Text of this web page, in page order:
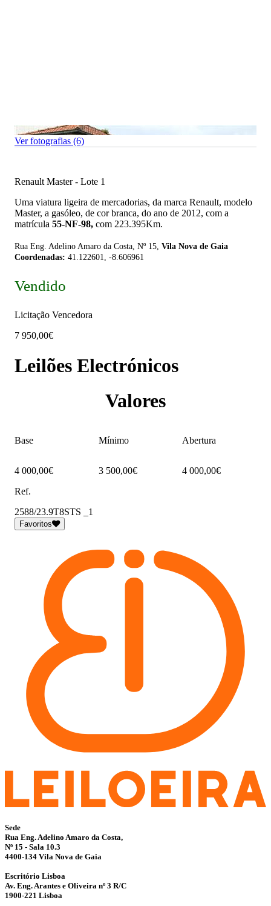
Ver fotografias (6)
Renault Master - Lote 1
Uma viatura ligeira de mercadorias, da marca Renault, modelo
Master, a gasóleo, de cor branca, do ano de 2012, com a
matrícula 55-NF-98, com 223.395Km.
Rua Eng. Adelino Amaro da Costa, Nº 15, Vila Nova de Gaia
Coordenadas: 41.122601, -8.606961
Vendido
Licitação Vencedora
7 950,00€
Leilões Electrónicos
Valores
Base Mínimo Abertura
4 000,00€ 3 500,00€
4 000,00€
Ref.
2588/23.9T8STS _1
Favoritos
Sede
Rua Eng. Adelino Amaro da Costa,
Nº 15 - Sala 10.3
4400-134 Vila Nova de Gaia
Escritório Lisboa
Av. Eng. Arantes e Oliveira nº 3 R/C
1900-221 Lisboa